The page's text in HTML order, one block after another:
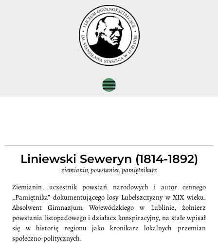
Liniewski Seweryn (1814-1892)
ziemianin, powstaniec, pamiętnikarz
Ziemianin, uczestnik powstań narodowych i autor cennego
„Pamiętnika” dokumentującego losy Lubelszczyzny w XIX wieku.
Absolwent Gimnazjum Wojewódzkiego w Lublinie, żołnierz
powstania listopadowego i działacz konspiracyjny, na stałe wpisał
się w historię regionu jako kronikarz lokalnych przemian
społeczno-politycznych.